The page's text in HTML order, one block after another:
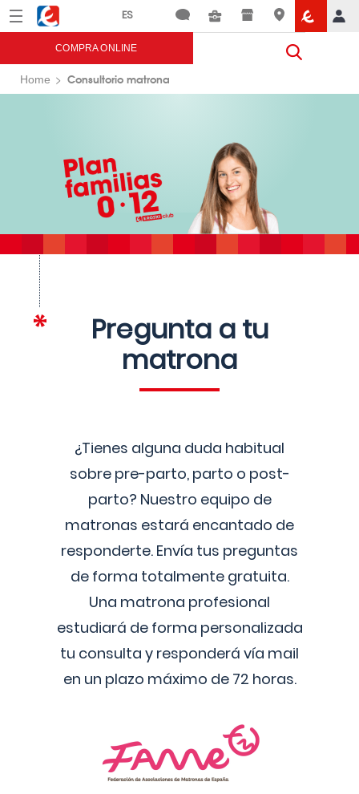
Menú Eroski
COMPRA ONLINE
Home Consultorio matrona
Pregunta a tu
matrona
¿Tienes alguna duda habitual
sobre pre-parto, parto o post-
parto? Nuestro equipo de
matronas estará encantado de
responderte. Envía tus preguntas
de forma totalmente gratuita.
Una matrona profesional
estudiará de forma personalizada
tu consulta y responderá vía mail
en un plazo máximo de 72 horas.